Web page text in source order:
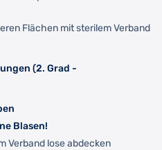
Flächen mit sterilem Verband
(2. Grad -
Blasen!
Verband lose abdecken